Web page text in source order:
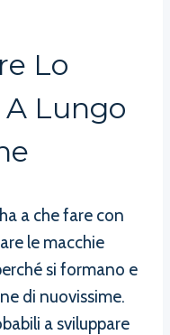
Lo
Lungo
a che fare con
le macchie
si formano e
di nuovissime.
a sviluppare